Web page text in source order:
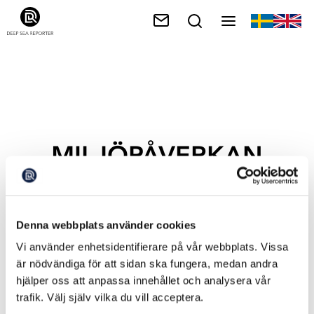
Denna webbplats använder cookies
Vi använder enhetsidentifierare på vår webbplats. Vissa
är nödvändiga för att sidan ska fungera, medan andra
hjälper oss att anpassa innehållet och analysera vår
trafik. Välj själv vilka du vill acceptera.
MILJÖPÅVERKAN